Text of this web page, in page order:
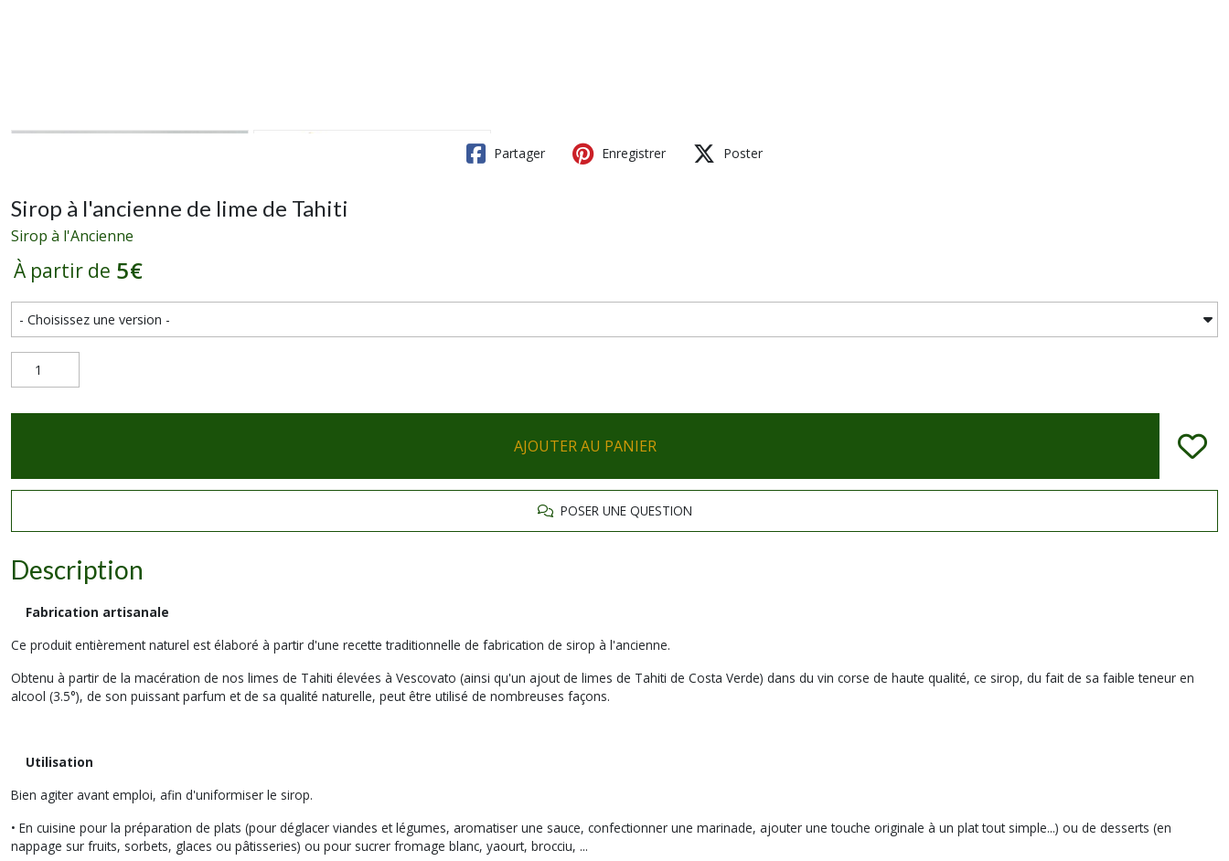
Partager Enregistrer Poster
Sirop à l'ancienne de lime de Tahiti
Sirop à l'Ancienne
À partir de 5€
AJOUTER AU PANIER
POSER UNE QUESTION
Description
Fabrication artisanale
Ce produit entièrement naturel est élaboré à partir d'une recette traditionnelle de fabrication de sirop à l'ancienne.
Obtenu à partir de la macération de nos limes de Tahiti élevées à Vescovato (ainsi qu'un ajout de limes de Tahiti de Costa Verde) dans du vin corse de haute qualité, ce sirop, du fait de sa faible teneur en
alcool (3.5°), de son puissant parfum et de sa qualité naturelle, peut être utilisé de nombreuses façons.
Utilisation
Bien agiter avant emploi, afin d'uniformiser le sirop.
• En cuisine pour la préparation de plats (pour déglacer viandes et légumes, aromatiser une sauce, confectionner une marinade, ajouter une touche originale à un plat tout simple...) ou de desserts (en
nappage sur fruits, sorbets, glaces ou pâtisseries) ou pour sucrer fromage blanc, yaourt, brocciu, ...